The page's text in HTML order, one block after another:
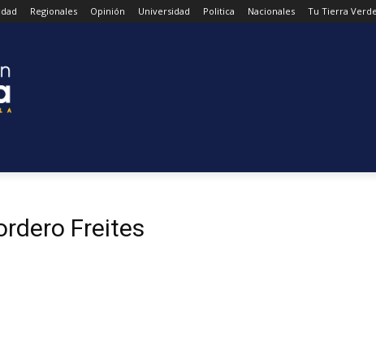
Regionales Opinión Universidad Politica Nacionales Tu Tierra Verde
Freites